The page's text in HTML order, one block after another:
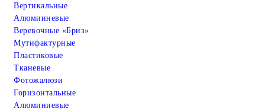
Вертикальные
Алюмииневые
Веревочные «Бриз»
Мутифактурные
Пластиковые
Тканевые
Фотожалюзи
Горизонтальные
Алюминиевые